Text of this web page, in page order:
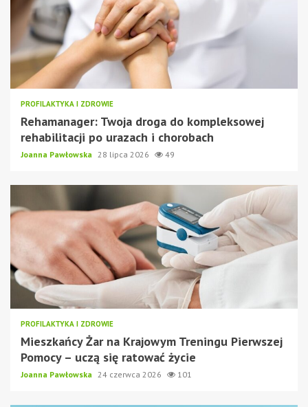
PROFILAKTYKA I ZDROWIE
Rehamanager: Twoja droga do kompleksowej
rehabilitacji po urazach i chorobach
Joanna Pawłowska 28 lipca 2026 49
PROFILAKTYKA I ZDROWIE
Mieszkańcy Żar na Krajowym Treningu Pierwszej
Pomocy – uczą się ratować życie
Joanna Pawłowska 24 czerwca 2026 101